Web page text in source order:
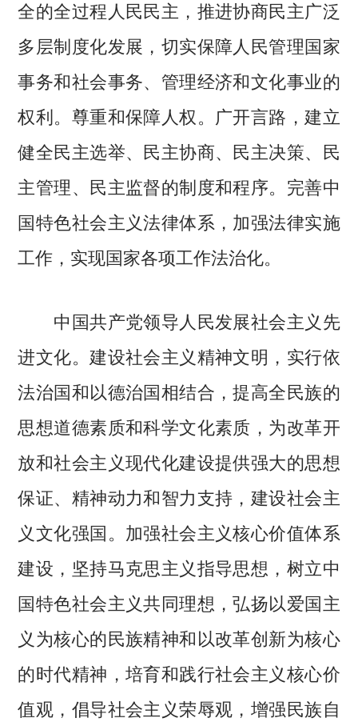
全的全过程人民民主，推进协商民主广泛
多层制度化发展，切实保障人民管理国家
事务和社会事务、管理经济和文化事业的
权利。尊重和保障人权。广开言路，建立
健全民主选举、民主协商、民主决策、民
主管理、民主监督的制度和程序。完善中
国特色社会主义法律体系，加强法律实施
工作，实现国家各项工作法治化。
中国共产党领导人民发展社会主义先
进文化。建设社会主义精神文明，实行依
法治国和以德治国相结合，提高全民族的
思想道德素质和科学文化素质，为改革开
放和社会主义现代化建设提供强大的思想
保证、精神动力和智力支持，建设社会主
义文化强国。加强社会主义核心价值体系
建设，坚持马克思主义指导思想，树立中
国特色社会主义共同理想，弘扬以爱国主
义为核心的民族精神和以改革创新为核心
的时代精神，培育和践行社会主义核心价
值观，倡导社会主义荣辱观，增强民族自